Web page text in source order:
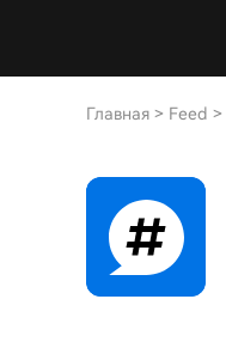
Главная > Feed >